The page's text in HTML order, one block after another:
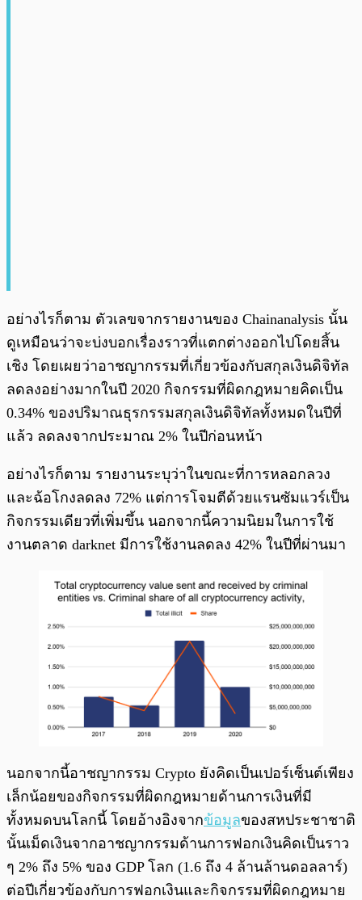
อย่างไรก็ตาม ตัวเลขจากรายงานของ Chainanalysis นั้น
ดูเหมือนว่าจะบ่งบอกเรื่องราวที่แตกต่างออกไปโดยสิ้น
เชิง โดยเผยว่าอาชญากรรมที่เกี่ยวข้องกับสกุลเงินดิจิทัล
ลดลงอย่างมากในปี 2020 กิจกรรมที่ผิดกฎหมายคิดเป็น
0.34% ของปริมาณธุรกรรมสกุลเงินดิจิทัลทั้งหมดในปีที่
แล้ว ลดลงจากประมาณ 2% ในปีก่อนหน้า
อย่างไรก็ตาม รายงานระบุว่าในขณะที่การหลอกลวง
และฉ้อโกงลดลง 72% แต่การโจมตีด้วยแรนซัมแวร์เป็น
กิจกรรมเดียวที่เพิ่มขึ้น นอกจากนี้ความนิยมในการใช้
งานตลาด darknet มีการใช้งานลดลง 42% ในปีที่ผ่านมา
นอกจากนี้อาชญากรรม Crypto ยังคิดเป็นเปอร์เซ็นต์เพียง
เล็กน้อยของกิจกรรมที่ผิดกฎหมายด้านการเงินที่มี
ทั้งหมดบนโลกนี้ โดยอ้างอิงจากข้อมูลของสหประชาชาติ
นั้นเม็ดเงินจากอาชญากรรมด้านการฟอกเงินคิดเป็นราว
ๆ 2% ถึง 5% ของ GDP โลก (1.6 ถึง 4 ล้านล้านดอลลาร์)
ต่อปีเกี่ยวข้องกับการฟอกเงินและกิจกรรมที่ผิดกฎหมาย